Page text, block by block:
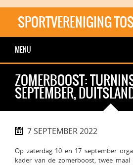
SPORTVERENIGING
MENU
ZOMERBOOST:
SEPTEMBER,
7 SEPTEMBER 2022
Op zaterdag 10 en 17 september
kader van de zomerboost, twee